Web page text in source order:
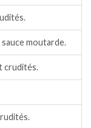
sauce moutarde.
crudités.